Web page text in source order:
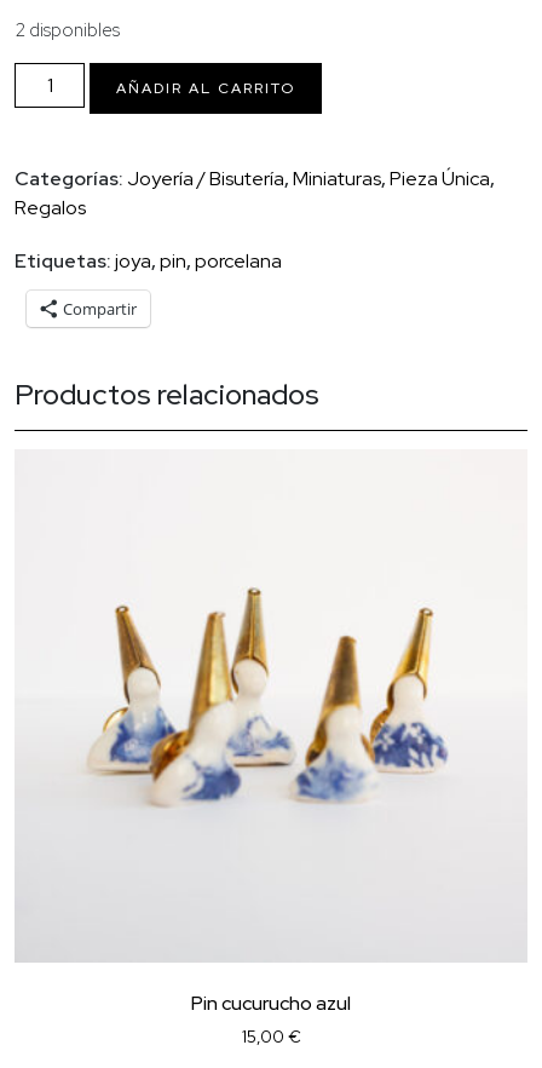
2 disponibles
serie
AÑADIR AL CARRITO
Categorías: Joyería / Bisutería,Miniaturas,Pieza Única,
Regalos
Etiquetas:joya,pin,porcelana
Compartir
Productos relacionados
Pin cucurucho azul
15,00 €